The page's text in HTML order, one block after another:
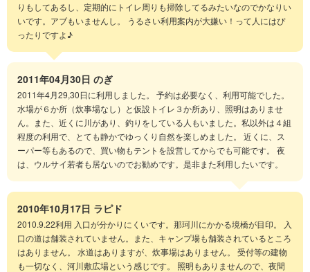
りもしてあるし、定期的にトイレ周りも掃除してるみたいなのでかなりい
いです。アブもいませんし。 うるさい利用案内が大嫌い！って人にはぴ
ったりですよ♪
2011年04月30日 のぎ
2011年4月29,30日に利用しました。 予約は必要なく、利用可能でした。
水場が６か所（炊事場なし）と仮設トイレ３か所あり、照明はありませ
ん。また、近くに川があり、釣りをしている人もいました。私以外は４組
程度の利用で、とても静かでゆっくり自然を楽しめました。 近くに、ス
ーパー等もあるので、買い物もテントを設営してからでも可能です。 夜
は、ウルサイ若者も居ないのでお勧めです。是非また利用したいです。
2010年10月17日 ラピド
2010.9.22利用 入口が分かりにくいです。那珂川にかかる境橋が目印。 入
口の道は舗装されていません。また、キャンプ場も舗装されているところ
はありません。 水道はありますが、炊事場はありません。 受付等の建物
も一切なく、河川敷広場という感じです。 照明もありませんので、夜間